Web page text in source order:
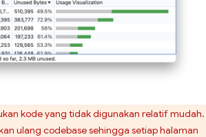
kode yang tidak digunakan relatif mudah.
ulang codebase sehingga setiap halaman